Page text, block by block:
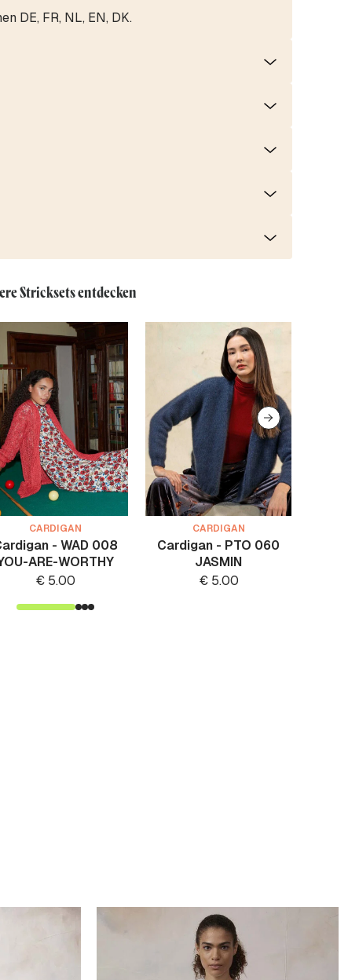
DE, FR, NL, EN, DK.
Stricksets entdecken
CARDIGAN
- WAD 008
ARE-WORTHY
€5.00
CARDIGAN
Cardigan - PTO 060
JASMIN
€5.00